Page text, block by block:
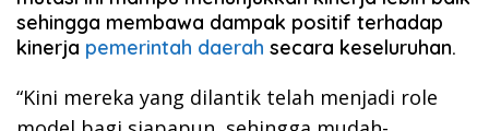
sehingga membawa dampak positif terhadap
kinerja pemerintah daerah secara keseluruhan.
“Kini mereka yang dilantik telah menjadi role